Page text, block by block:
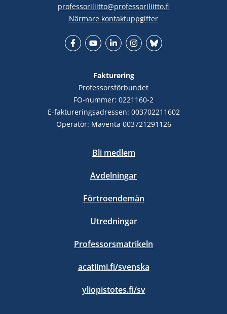
professoriliitto@professoriliitto.fi
Närmare kontaktuppgifter
Fakturering
Professorsförbundet
FO-nummer: 0221160-2
E-faktureringsadressen: 003702211602
Operatör: Maventa 003721291126
Bli medlem
Avdelningar
Förtroendemän
Utredningar
Professorsmatrikeln
acatiimi.fi/svenska
yliopistotes.fi/sv